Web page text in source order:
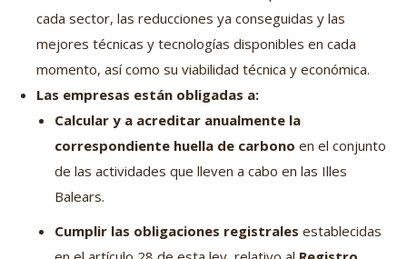
cada sector, las reducciones ya conseguidas y las
mejores técnicas y tecnologías disponibles en cada
momento, así como su viabilidad técnica y económica.
Las empresas están obligadas a:
Calcular y a acreditar anualmente la
correspondiente huella de carbono en el conjunto
de las actividades que lleven a cabo en las Illes
Balears.
Cumplir las obligaciones registrales establecidas